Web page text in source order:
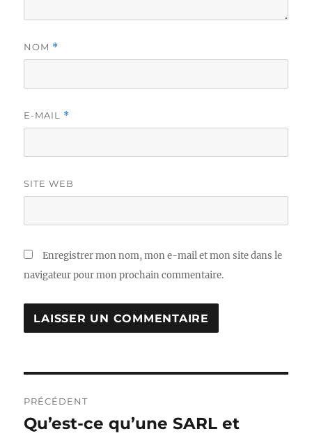
NOM *
E-MAIL *
SITE WEB
Enregistrer mon nom, mon e-mail et mon site dans le
navigateur pour mon prochain commentaire.
de
PRÉCÉDENT
Publication
Qu’est-ce qu’une SARL et